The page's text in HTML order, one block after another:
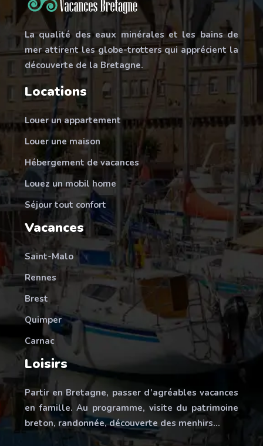
La qualité des eaux minérales et les bains de
mer attirent les globe-trotters qui apprécient la
découverte de la Bretagne.
Locations
Louer un appartement
Louer une maison
Hébergement de vacances
Louez un mobil home
Séjour tout confort
Vacances
Saint-Malo
Rennes
Brest
Quimper
Carnac
Loisirs
Partir en Bretagne, passer d’agréables vacances
en famille. Au programme, visite du patrimoine
breton, randonnée, découverte des menhirs…